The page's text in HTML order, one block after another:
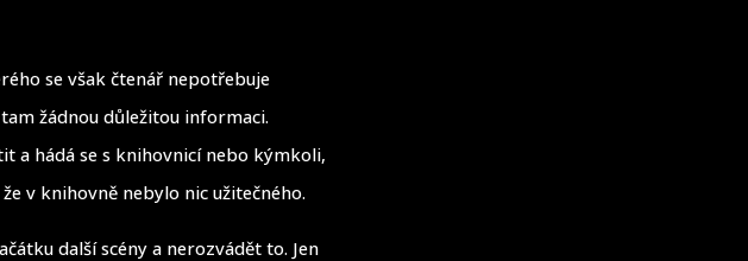
se však čtenář nepotřebuje
žádnou důležitou informaci.
a hádá se s knihovnicí nebo kýmkoli,
v knihovně nebylo nic užitečného.
další scény a nerozvádět to. Jen